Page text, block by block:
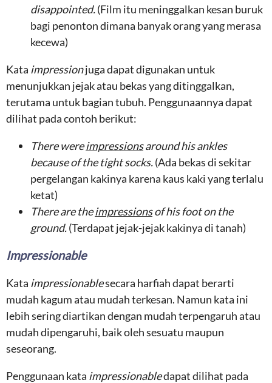
disappointed.(Film itu meninggalkan kesan buruk
bagi penonton dimana banyak orang yang merasa
kecewa)
Kata impressionjuga dapat digunakan untuk
menunjukkan jejak atau bekas yang ditinggalkan,
terutama untuk bagian tubuh. Penggunaannya dapat
dilihat pada contoh berikut:
There wereimpressionsaround his ankles
because of the tight socks.(Ada bekas di sekitar
pergelangan kakinya karena kaus kaki yang terlalu
ketat)
There are theimpressionsof his foot on the
ground.(Terdapat jejak-jejak kakinya di tanah)
Impressionable
Kata impressionablesecara harfiah dapat berarti
mudah kagum atau mudah terkesan. Namun kata ini
lebih sering diartikan dengan mudah terpengaruh atau
mudah dipengaruhi, baik oleh sesuatu maupun
seseorang.
Penggunaan kata impressionabledapat dilihat pada